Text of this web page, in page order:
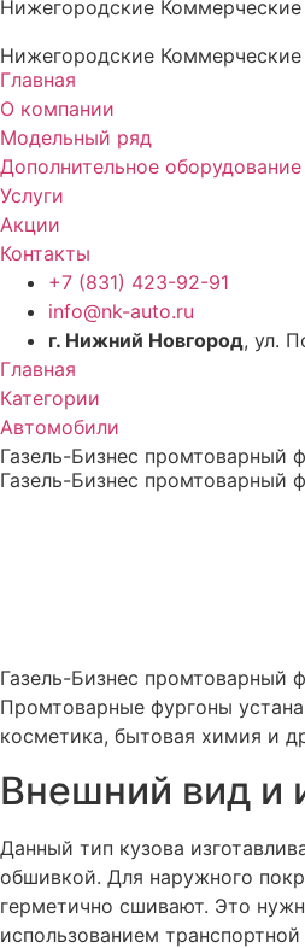
Нижегородские
Нижегородские
Главная
О компании
Модельный ряд
Дополнительное оборудование
Услуги
Акции
Контакты
+7 (831) 423-92-91
info@nk-auto.ru
г. Нижний Новгород, ул.
Главная
Категории
Автомобили
Газель-Бизнес промтоварный
Газель-Бизнес промтоварный
Газель-Бизнес промтоварный
Промтоварные фургоны
косметика, бытовая химия и
Внешний вид и
Данный тип кузова
обшивкой. Для наружного
герметично сшивают. Это
использованием